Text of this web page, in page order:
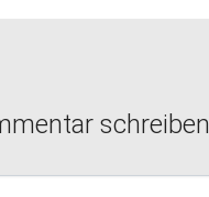
schreiben